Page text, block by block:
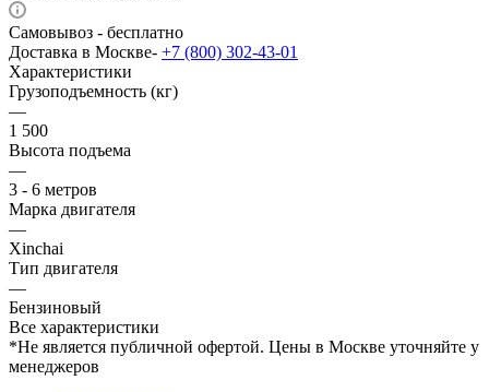
Самовывоз - бесплатно
Доставка в Москве- +7 (800) 302-43-01
Характеристики
Грузоподъемность (кг)
—
1 500
Высота подъема
—
3 - 6 метров
Марка двигателя
—
Xinchai
Тип двигателя
—
Бензиновый
Все характеристики
*Не является публичной офертой. Цены в Москве уточняйте у
менеджеров